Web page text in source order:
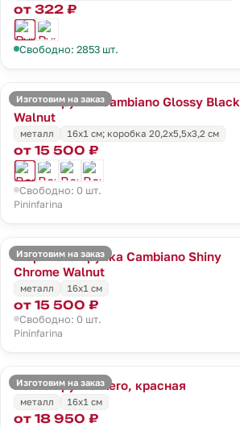
от 322 ₽
Свободно: 2853 шт.
Изготовим на заказ
Вечная ручка Cambiano Glossy Black
Walnut
металл 16x1 cм; коробка 20,2х5,5х3,2 см
от 15 500 ₽
Свободно: 0 шт.
Pininfarina
Изготовим на заказ
Шариковая ручка Cambiano Shiny
Chrome Walnut
металл 16x1 cм
от 15 500 ₽
Свободно: 0 шт.
Pininfarina
Изготовим на заказ
Вечная ручка Aero, красная
металл
16x1 cм
от 18 950 ₽